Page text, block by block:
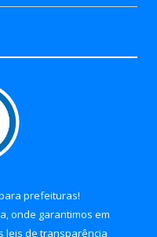
prefeituras!
onde garantimos em
leis de transparência